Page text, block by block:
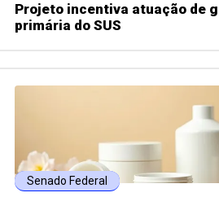
Projeto incentiva atuação de
primária do SUS
Senado Federal